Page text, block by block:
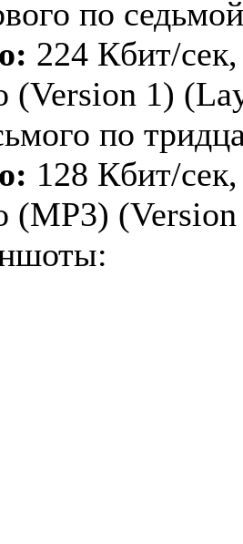
по
224 Кбит/
(Version 1)
по
128 Кбит/
(MP3)